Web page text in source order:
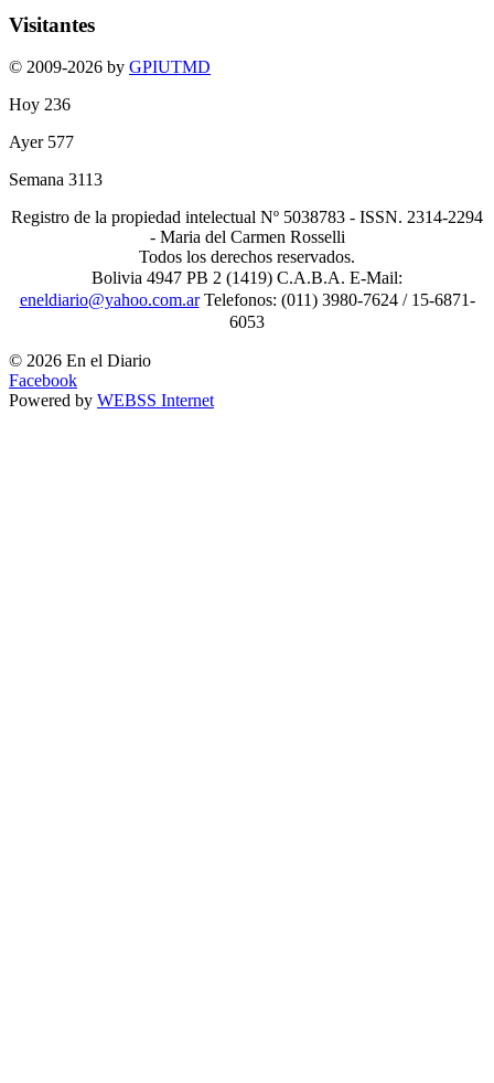
Visitantes
© 2009-2026 by GPIUTMD
Hoy 236
Ayer 577
Semana 3113
Registro de la propiedad intelectual Nº 5038783 - ISSN. 2314-2294
- Maria del Carmen Rosselli
Todos los derechos reservados.
Bolivia 4947 PB 2 (1419) C.A.B.A. E-Mail:
eneldiario@yahoo.com.arTelefonos: (011) 3980-7624 / 15-6871-
6053
© 2026 En el Diario
Facebook
Powered by WEBSS Internet